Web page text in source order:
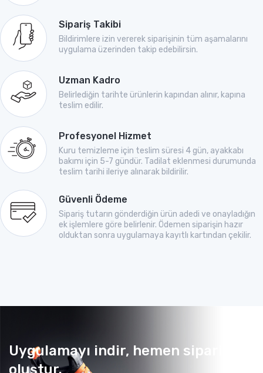
Sipariş Takibi
Bildirimlere izin vererek siparişinin tüm aşamalarını
uygulama üzerinden takip edebilirsin.
Uzman Kadro
Belirlediğin tarihte ürünlerin kapından alınır, kapına
teslim edilir.
Profesyonel Hizmet
Kuru temizleme için teslim süresi 4 gün, ayakkabı
bakımı için 5-7 gündür. Tadilat eklenmesi durumunda
teslim tarihi ileriye alınarak bildirilir.
Güvenli Ödeme
Sipariş tutarın gönderdiğin ürün adedi ve onayladığın
ek işlemlere göre belirlenir. Ödemen siparişin hazır
olduktan sonra uygulamaya kayıtlı kartından çekilir.
Uygulamayı indir, hemen sipariş
oluştur.